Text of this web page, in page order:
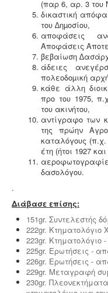
(παρ 6, αρ. 3 του
δικαστική
του ∆ηµοσίου,
αποφάσεις
Αποφάσεις
βεβαίωση
άδειες
πολεοδοµική
κάθε άλλη
προ του 1975,
του ακινήτου,
αντίγραφο των
της πρώην
καταλόγους
έτη (ήτοι 1927
δασολόγου.
.
Διάβασε επίσης:
151gr. Συντελεστής
222gr. Κτηματολόγιο
223gr. Κτηματολόγιο
225gr. Ερωτήσεις -
226gr. Ερωτήσεις -
229gr. Μεταγραφή
230gr.